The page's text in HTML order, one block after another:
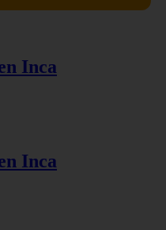
Inca
Inca